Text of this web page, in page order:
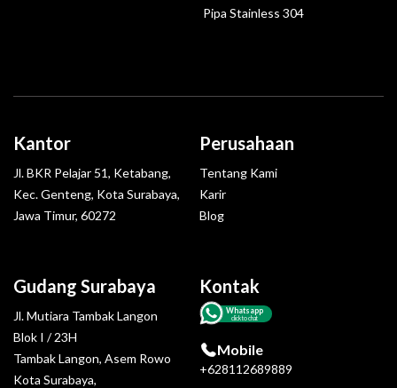
Pipa Stainless 304
Gudang Surabaya
Jl. Mutiara Tambak Langon
Blok I / 23H
Tambak Langon, Asem Rowo
Kota Surabaya,
Kantor
Jl. BKR Pelajar 51, Ketabang,
Kec. Genteng, Kota Surabaya,
Jawa Timur, 60272
Kontak
Whatsapp
click to chat
Mobile
+628112689889
Perusahaan
Tentang Kami
Karir
Blog